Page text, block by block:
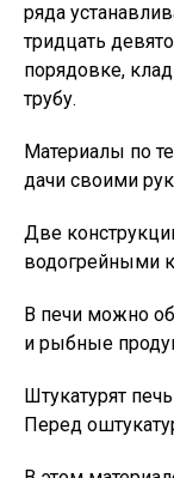
ряда
тридцать
порядовке,
трубу.
Материалы по
дачи своими
Две
водогрейными
В печи можно
и рыбные
Штукатурят
Перед